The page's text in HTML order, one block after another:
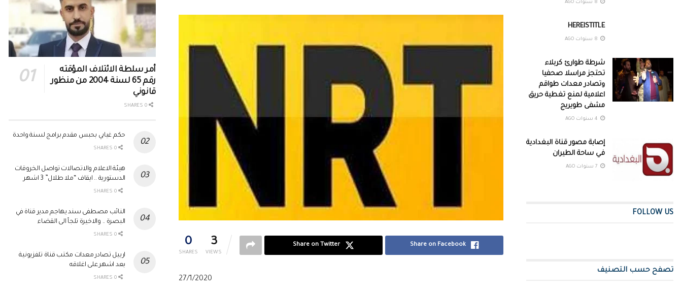
0
SHARES
3
VIEWS
Share on Facebook
Share on Twitter
27/1/2020
HEREISTITLE
شرطة طوارئ كربلاء
تحتجز مراسلا صحفيا
وتصادر معدات طواقم
اعلامية لمنع تغطية حريق
مشفى طويريج
إصابة مصور قناة البغدادية
في ساحة الطيران
FOLLOW US
تصفح حسب التصنيف
أمر سلطة الائتلاف المؤقته
رقم 65 لسنة 2004 من منظور
قانوني
حكم غيابي بحبس مقدم برامج لسنة واحدة
هيئة الاعلام والاتصالات تواصل الخروقات
الدستورية .. ايقاف “ملا طلال” 3 اشهر
النائب مصطفى سند يهاجم مدير قناة في
البصرة .. والاخيرة تلجأ الى القضاء
اربيل تصادر معدات مكتب قناة تلفزيونية
بعد اشهر على اغلاقه